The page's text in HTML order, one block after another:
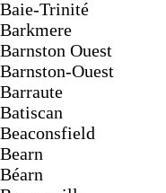
Baie-Trinité
Barkmere
Barnston Ouest
Barnston-Ouest
Barraute
Batiscan
Beaconsfield
Bearn
Béarn